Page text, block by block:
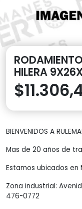
HILERA
$
BIENVENIDOS A
Mas de 20 años de
Estamos ubicados en
Zona industrial:
476-0772